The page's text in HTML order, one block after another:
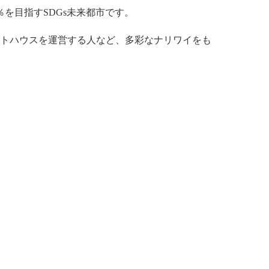
目指すSDGs未来都市です。
ハウスを運営する人など、多彩なナリワイをも